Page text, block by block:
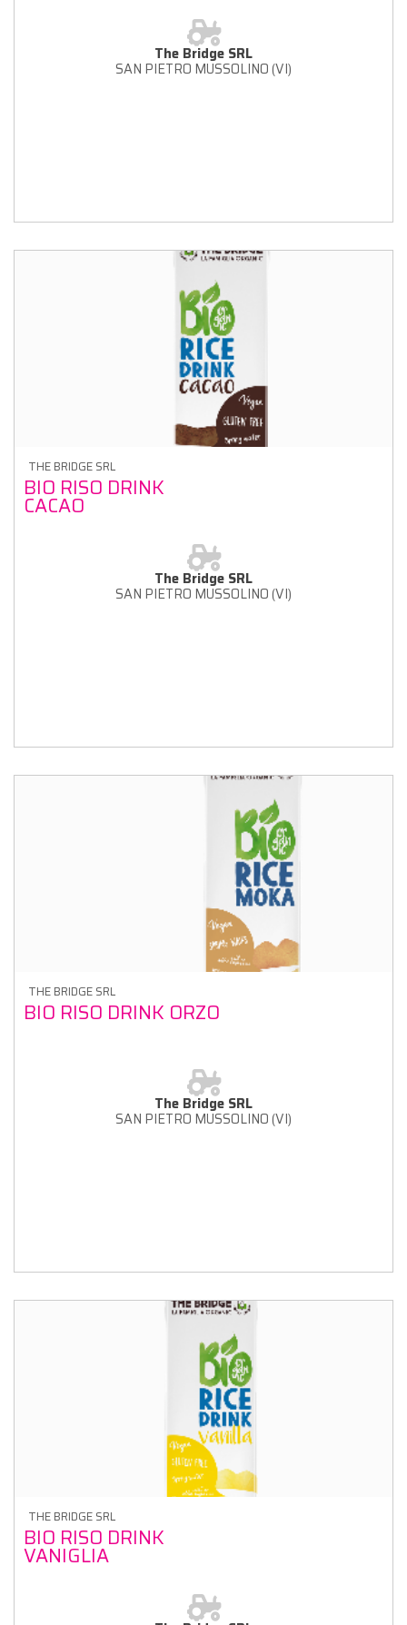
The Bridge SRL
SAN PIETRO MUSSOLINO (VI)
THE BRIDGE SRL
BIO RISO DRINK
CACAO
The Bridge SRL
SAN PIETRO MUSSOLINO (VI)
THE BRIDGE SRL
BIO RISO DRINK ORZO
The Bridge SRL
SAN PIETRO MUSSOLINO (VI)
THE BRIDGE SRL
BIO RISO DRINK
VANIGLIA